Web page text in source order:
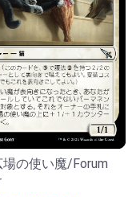
場の使い魔/Forum